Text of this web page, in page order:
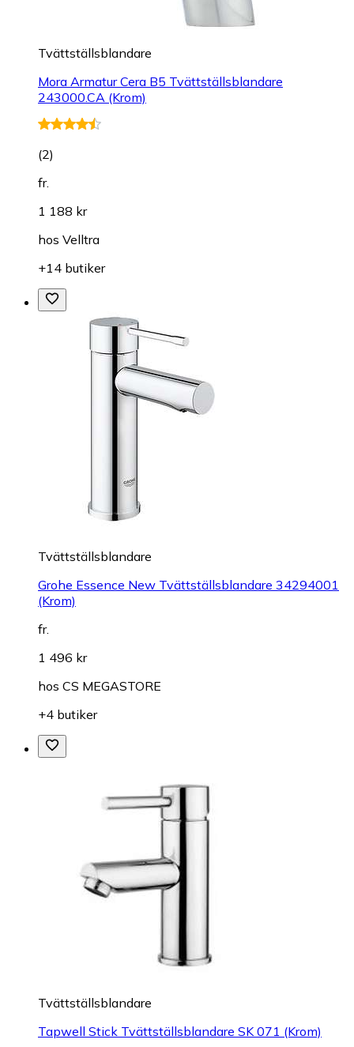
Tvättställsblandare
Mora Armatur Cera B5 Tvättställsblandare
243000.CA (Krom)
(2)
fr.
1 188 kr
hos Velltra
+14 butiker
Tvättställsblandare
Grohe Essence New Tvättställsblandare 34294001
(Krom)
fr.
1 496 kr
hos CS MEGASTORE
+4 butiker
Tvättställsblandare
Tapwell Stick Tvättställsblandare SK 071 (Krom)